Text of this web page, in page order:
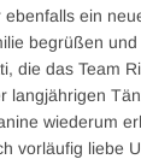
ebenfalls ein
begrüßen
die das Team
langjährigen
wiederum
vorläufig liebe